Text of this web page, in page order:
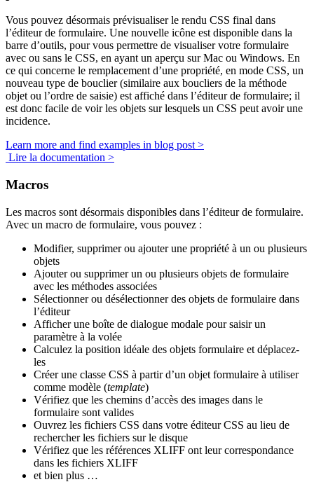
Vous pouvez désormais prévisualiser le rendu CSS final dans
l’éditeur de formulaire. Une nouvelle icône est disponible dans la
barre d’outils, pour vous permettre de visualiser votre formulaire
avec ou sans le CSS, en ayant un aperçu sur Mac ou Windows. En
ce qui concerne le remplacement d’une propriété, en mode CSS, un
nouveau type de bouclier (similaire aux boucliers de la méthode
objet ou l’ordre de saisie) est affiché dans l’éditeur de formulaire; il
est donc facile de voir les objets sur lesquels un CSS peut avoir une
incidence.
Learn more and find examples in blog post >
Lire la documentation >
Macros
Les macros sont désormais disponibles dans l’éditeur de formulaire.
Avec un macro de formulaire, vous pouvez :
Modifier, supprimer ou ajouter une propriété à un ou plusieurs
objets
Ajouter ou supprimer un ou plusieurs objets de formulaire
avec les méthodes associées
Sélectionner ou désélectionner des objets de formulaire dans
l’éditeur
Afficher une boîte de dialogue modale pour saisir un
paramètre à la volée
Calculez la position idéale des objets formulaire et déplacez-
les
Créer une classe CSS à partir d’un objet formulaire à utiliser
comme modèle (template)
Vérifiez que les chemins d’accès des images dans le
formulaire sont valides
Ouvrez les fichiers CSS dans votre éditeur CSS au lieu de
rechercher les fichiers sur le disque
Vérifiez que les références XLIFF ont leur correspondance
dans les fichiers XLIFF
et bien plus …